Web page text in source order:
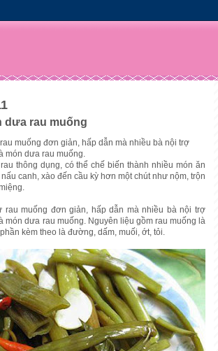
dưa rau muống
muống đơn giản, hấp dẫn mà nhiều bà nội trợ
món dưa rau muống.
thông dụng, có thể chế biến thành nhiều món ăn
canh, xào đến cầu kỳ hơn một chút như nộm, trộn
rau muống đơn giản, hấp dẫn mà nhiều bà nội trợ
món dưa rau muống. Nguyên liệu gồm rau muống là
kèm theo là đường, dấm, muối, ớt, tỏi.